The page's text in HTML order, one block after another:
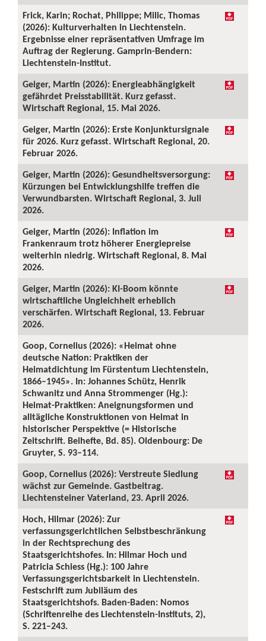
Frick, Karin; Rochat, Philippe; Milic, Thomas
(2026): Kulturverhalten in Liechtenstein.
Ergebnisse einer repräsentativen Umfrage im
Auftrag der Regierung. Gamprin-Bendern:
Liechtenstein-Institut.
Geiger, Martin (2026): Energieabhängigkeit
gefährdet Preisstabilität. Kurz gefasst.
Wirtschaft Regional, 15. Mai 2026.
Geiger, Martin (2026): Erste Konjunktursignale
für 2026. Kurz gefasst. Wirtschaft Regional, 20.
Februar 2026.
Geiger, Martin (2026): Gesundheitsversorgung:
Kürzungen bei Entwicklungshilfe treffen die
Verwundbarsten. Wirtschaft Regional, 3. Juli
2026.
Geiger, Martin (2026): Inflation im
Frankenraum trotz höherer Energiepreise
weiterhin niedrig. Wirtschaft Regional, 8. Mai
2026.
Geiger, Martin (2026): KI-Boom könnte
wirtschaftliche Ungleichheit erheblich
verschärfen. Wirtschaft Regional, 13. Februar
2026.
Goop, Cornelius (2026): «Heimat ohne
deutsche Nation: Praktiken der
Heimatdichtung im Fürstentum Liechtenstein,
1866–1945». In: Johannes Schütz, Henrik
Schwanitz und Anna Strommenger (Hg.):
Heimat-Praktiken: Aneignungsformen und
alltägliche Konstruktionen von Heimat in
historischer Perspektive (= Historische
Zeitschrift. Beihefte, Bd. 85). Oldenbourg: De
Gruyter, S. 93–114.
Goop, Cornelius (2026): Verstreute Siedlung
wächst zur Gemeinde. Gastbeitrag.
Liechtensteiner Vaterland, 23. April 2026.
Hoch, Hilmar (2026): Zur
verfassungsgerichtlichen Selbstbeschränkung
in der Rechtsprechung des
Staatsgerichtshofes. In: Hilmar Hoch und
Patricia Schiess (Hg.): 100 Jahre
Verfassungsgerichtsbarkeit in Liechtenstein.
Festschrift zum Jubiläum des
Staatsgerichtshofs. Baden-Baden: Nomos
(Schriftenreihe des Liechtenstein-Instituts, 2),
S. 221–243.